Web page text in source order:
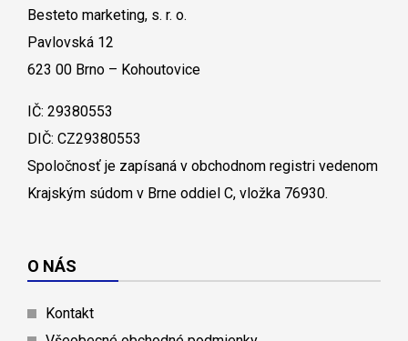
Besteto marketing, s. r. o.
Pavlovská 12
623 00 Brno – Kohoutovice
IČ: 29380553
DIČ: CZ29380553
Spoločnosť je zapísaná v obchodnom registri vedenom
Krajským súdom v Brne oddiel C, vložka 76930.
O NÁS
Kontakt